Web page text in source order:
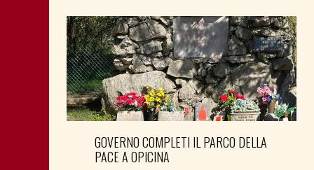
GOVERNO COMPLETI IL PARCO DELLA
PACE A OPICINA